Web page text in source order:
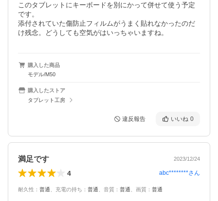
このタブレットにキーボードを別にかって併せて使う予定
です。
添付されていた傷防止フィルムがうまく貼れなかったのだ
け残念。どうしても空気がはいっちゃいますね。
購入した商品
モデル/M50
購入したストア
タブレット工房
違反報告 いいね 0
満足です 2023/12/24
4 abc********さん
耐久性 ： 普通 充電の持ち ： 普通 音質 ： 普通 画質 ： 普通